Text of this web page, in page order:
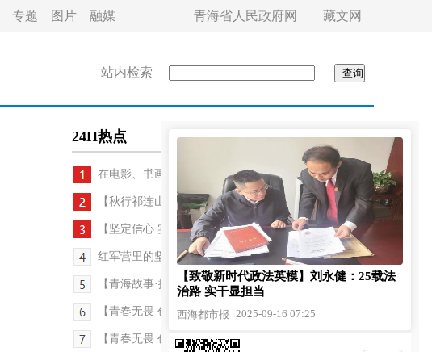
专题 图片 融媒 青海省人民政府网 藏文网
站内检索
24H热点
在电影、书画和乡愁间游走——访青海籍艺术家...
【秋行祁连山——来自一线的真情守护】90后女孩徐...
【坚定信心 实干争先·深入学习贯彻习近平总书记考...
红军营里的坚实脊梁——记“最美新时代革命军人”...
【青海故事·探班三百六十行】陈晓宁：开最稳的动车...
【青春无畏 创业有路】年智尖措：方寸皮革之间闯出...
【青春无畏 创业有路】“辣妹子小琴”出圈记
【致敬新时代政法英模】刘永健：25载法
治路 实干显担当
西海都市报 2025-09-16 07:25